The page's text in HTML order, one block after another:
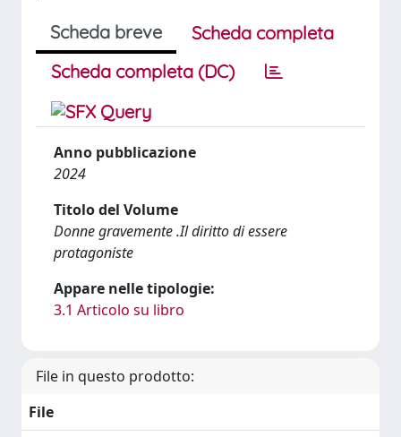
Scheda breve
Scheda completa
Scheda completa (DC)
Anno pubblicazione
2024
Titolo del Volume
Donne gravemente .Il diritto di essere
protagoniste
Appare nelle tipologie:
3.1 Articolo su libro
File in questo prodotto:
File